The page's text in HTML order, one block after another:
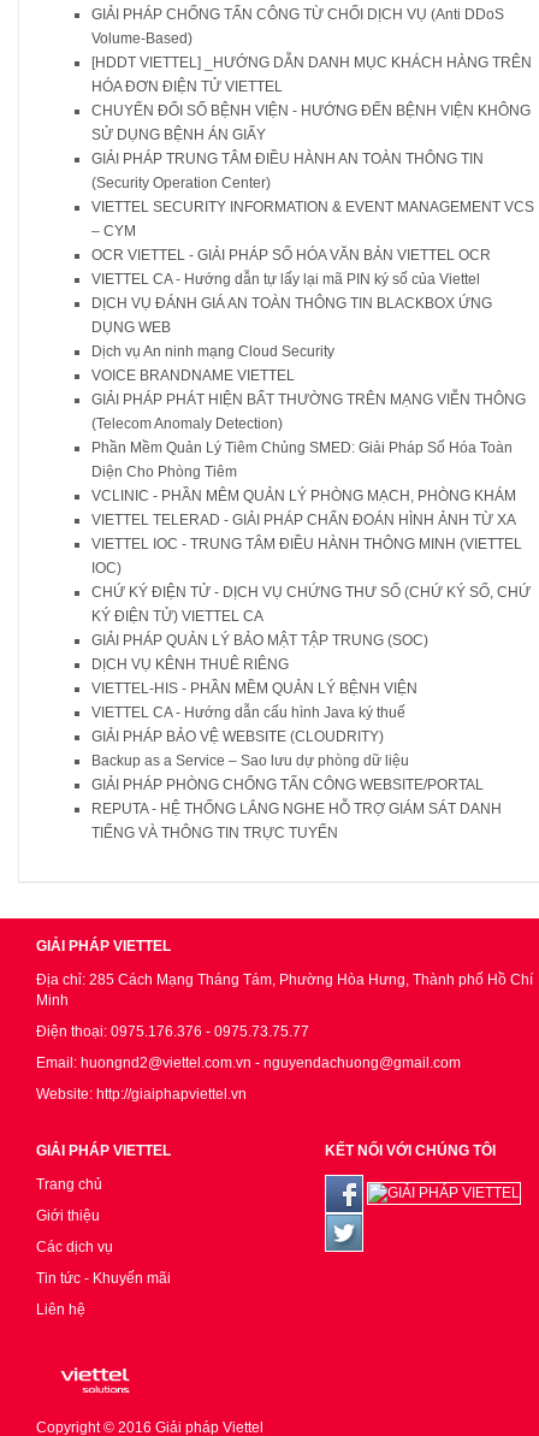
GIẢI PHÁP CHỐNG TẤN CÔNG TỪ CHỐI DỊCH VỤ (Anti DDoS
Volume-Based)
[HDDT VIETTEL] _HƯỚNG DẪN DANH MỤC KHÁCH HÀNG TRÊN
HÓA ĐƠN ĐIỆN TỬ VIETTEL
CHUYỂN ĐỔI SỐ BỆNH VIỆN - HƯỚNG ĐẾN BỆNH VIỆN KHÔNG
SỬ DỤNG BỆNH ÁN GIẤY
GIẢI PHÁP TRUNG TÂM ĐIỀU HÀNH AN TOÀN THÔNG TIN
(Security Operation Center)
VIETTEL SECURITY INFORMATION & EVENT MANAGEMENT VCS
– CYM
OCR VIETTEL - GIẢI PHÁP SỐ HÓA VĂN BẢN VIETTEL OCR
VIETTEL CA - Hướng dẫn tự lấy lại mã PIN ký số của Viettel
DỊCH VỤ ĐÁNH GIÁ AN TOÀN THÔNG TIN BLACKBOX ỨNG
DỤNG WEB
Dịch vụ An ninh mạng Cloud Security
VOICE BRANDNAME VIETTEL
GIẢI PHÁP PHÁT HIỆN BẤT THƯỜNG TRÊN MẠNG VIỄN THÔNG
(Telecom Anomaly Detection)
Phần Mềm Quản Lý Tiêm Chủng SMED: Giải Pháp Số Hóa Toàn
Diện Cho Phòng Tiêm
VCLINIC - PHẦN MÊM QUẢN LÝ PHÒNG MẠCH, PHÒNG KHÁM
VIETTEL TELERAD - GIẢI PHÁP CHẨN ĐOÁN HÌNH ẢNH TỪ XA
VIETTEL IOC - TRUNG TÂM ĐIỀU HÀNH THÔNG MINH (VIETTEL
IOC)
CHỨ KÝ ĐIỆN TỬ - DỊCH VỤ CHỨNG THƯ SỐ (CHỨ KÝ SỐ, CHỨ
KÝ ĐIỆN TỬ) VIETTEL CA
GIẢI PHÁP QUẢN LÝ BẢO MẬT TẬP TRUNG (SOC)
DỊCH VỤ KÊNH THUÊ RIÊNG
VIETTEL-HIS - PHẦN MỀM QUẢN LÝ BỆNH VIỆN
VIETTEL CA - Hướng dẫn cấu hình Java ký thuế
GIẢI PHÁP BẢO VỆ WEBSITE (CLOUDRITY)
Backup as a Service – Sao lưu dự phòng dữ liệu
GIẢI PHÁP PHÒNG CHỐNG TẤN CÔNG WEBSITE/PORTAL
REPUTA - HỆ THỐNG LẮNG NGHE HỖ TRỢ GIÁM SÁT DANH
TIẾNG VÀ THÔNG TIN TRỰC TUYẾN
GIẢI PHÁP VIETTEL
Địa chỉ: 285 Cách Mạng Tháng Tám, Phường Hòa Hưng, Thành phố Hồ Chí
Minh
Điện thoại: 0975.176.376 - 0975.73.75.77
Email: huongnd2@viettel.com.vn - nguyendachuong@gmail.com
Website: http://giaiphapviettel.vn
GIẢI PHÁP VIETTEL
Trang chủ
Giới thiệu
Các dịch vụ
Tin tức - Khuyến mãi
Liên hệ
KẾT NỐI VỚI CHÚNG TÔI
Copyright © 2016 Giải pháp Viettel